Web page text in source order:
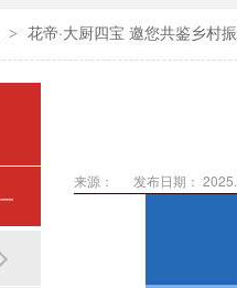
> 花帝·大厨四宝 邀您共鉴乡村
来源： 发布日期：